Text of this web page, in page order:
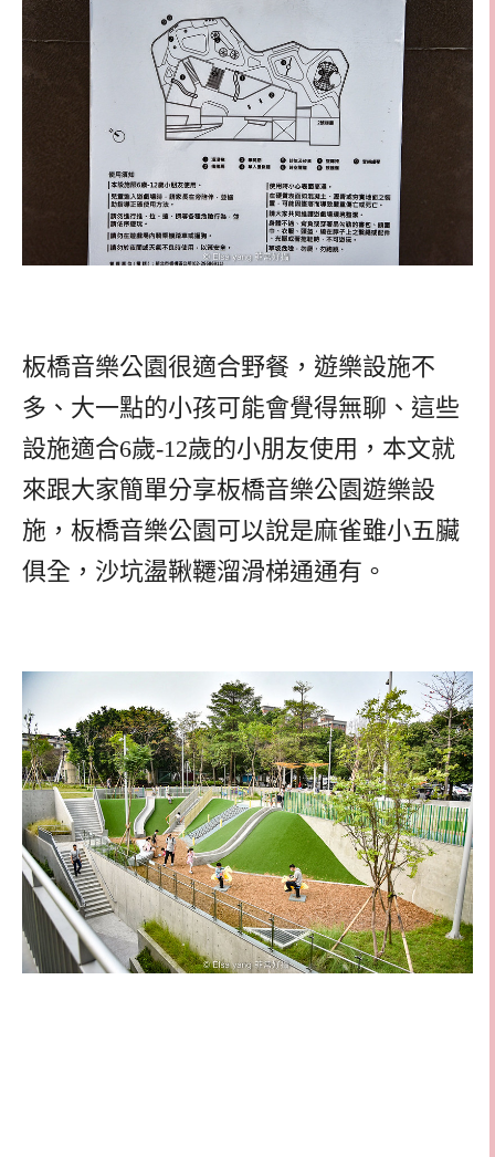
板橋音樂公園很適合野餐，遊樂設施不
多、大一點的小孩可能會覺得無聊、這些
設施適合6歲-12歲的小朋友使用，本文就
來跟大家簡單分享板橋音樂公園遊樂設
施，板橋音樂公園可以說是麻雀雖小五臟
俱全，沙坑盪鞦韆溜滑梯通通有。